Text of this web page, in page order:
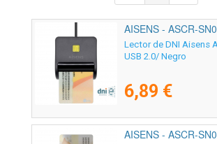
AISENS - ASCR-
Lector de DNI Aisens
USB 2.0/ Negro
6,89 €
AISENS - ASCR-